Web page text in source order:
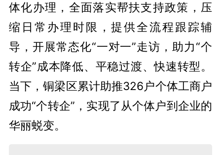
体化办理，全面落实帮扶支持政策，压
缩日常办理时限，提供全流程跟踪辅
导，开展常态化“一对一”走访，助力“个
转企”成本降低、平稳过渡、快速转型。
当下，铜梁区累计助推326户个体工商户
成功“个转企”，实现了从个体户到企业的
华丽蜕变。